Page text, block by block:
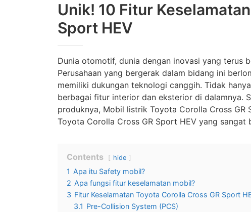
Unik! 10 Fitur
Sport HEV
Dunia otomotif, dunia dengan inovasi yang terus
Perusahaan yang bergerak dalam bidang ini
memiliki dukungan teknologi canggih. Tidak
berbagai fitur interior dan eksterior di dalamnya.
produknya, Mobil listrik Toyota Corolla Cross
Toyota Corolla Cross GR Sport HEV yang sangat
Contents hide
1 Apa itu Safety mobil?
2 Apa fungsi fitur keselamatan mobil?
3 Fitur Keselamatan Toyota Corolla Cross GR Sport
3.1 Pre-Collision System (PCS)